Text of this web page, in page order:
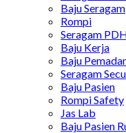
Baju Seragam
Rompi
Seragam
Baju Kerja
Baju
Seragam
Baju Pasien
Rompi Safety
Jas Lab
Baju Pasien